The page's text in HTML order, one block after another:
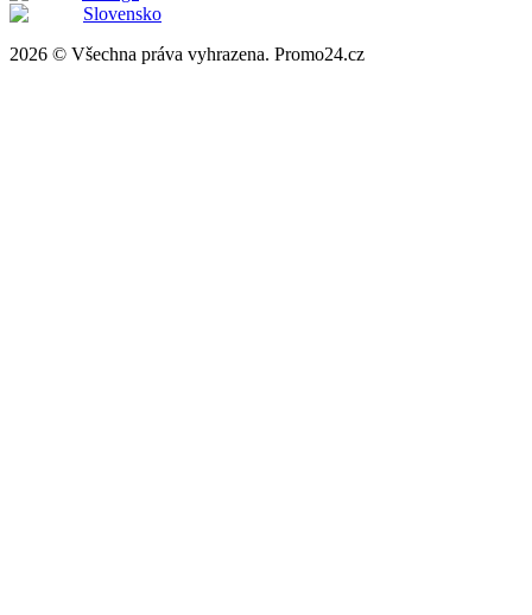
Slovensko
2026 © Všechna práva vyhrazena. Promo24.cz